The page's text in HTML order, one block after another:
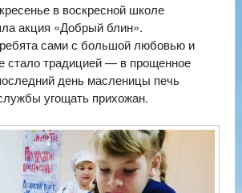
в воскресной школе
акция «Добрый блин».
сами с большой любовью и
стало традицией — в прощенное
день масленицы печь
угощать прихожан.